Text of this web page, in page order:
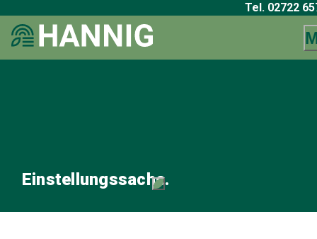
Tel. 02722
Einstellungssache.